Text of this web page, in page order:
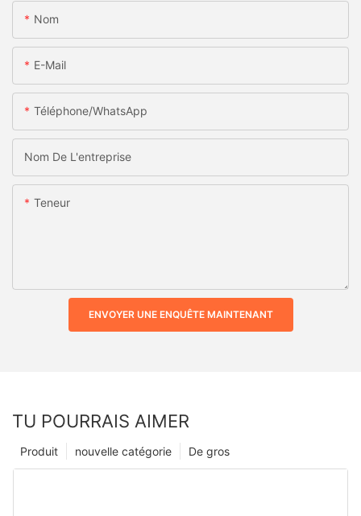
Nom
E-Mail
Téléphone/WhatsApp
Nom De L'entreprise
Teneur
ENVOYER UNE ENQUÊTE MAINTENANT
TU POURRAIS AIMER
De gros
nouvelle catégorie
Produit